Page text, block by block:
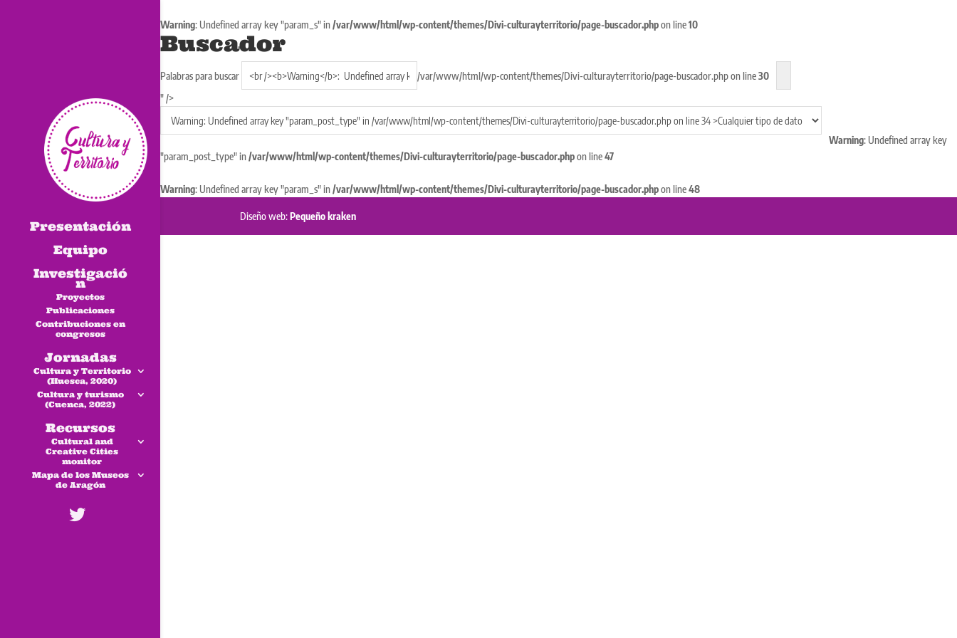
Presentación
Equipo
Investigació
n
Proyectos
Publicaciones
Contribuciones en
congresos
Jornadas
Cultura y Territorio
(Huesca, 2020)
Cultura y turismo
(Cuenca, 2022)
Recursos
Cultural and
Creative Cities
monitor
Mapa de los Museos
de Aragón
Warning: Undefined array key "param_s" in/var/www/html/wp-content/themes/Divi-culturayterritorio/page-buscador.phpon line10
Buscador
Palabras para buscar /var/www/html/wp-content/themes/Divi-culturayterritorio/page-buscador.php on line30
" />
Warning: Undefined array key
"param_post_type" in/var/www/html/wp-content/themes/Divi-culturayterritorio/page-buscador.phpon line47
Warning: Undefined array key "param_s" in/var/www/html/wp-content/themes/Divi-culturayterritorio/page-buscador.phpon line48
Diseño web:Pequeño kraken